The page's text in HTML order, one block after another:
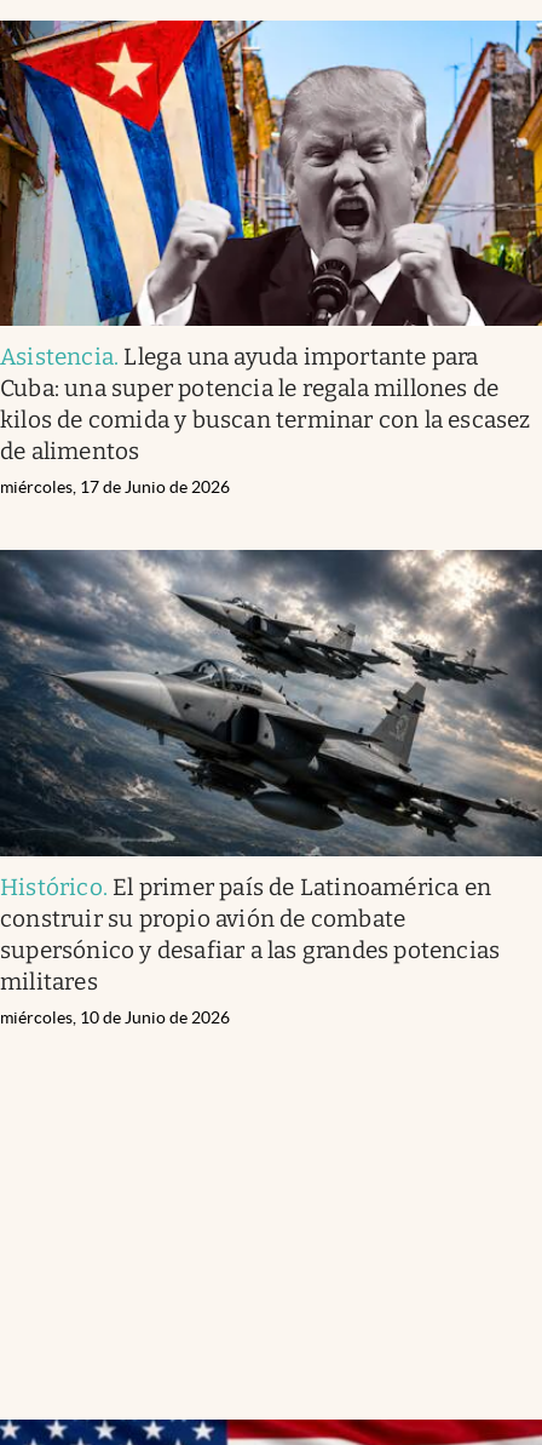
Asistencia. Llega una ayuda importante para
Cuba: una super potencia le regala millones de
kilos de comida y buscan terminar con la escasez
de alimentos
miércoles, 17 de Junio de 2026
Histórico. El primer país de Latinoamérica en
construir su propio avión de combate
supersónico y desafiar a las grandes potencias
militares
miércoles, 10 de Junio de 2026